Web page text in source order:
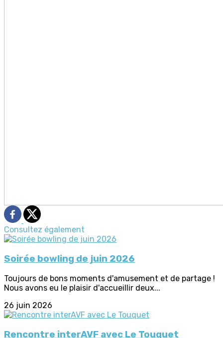
Consultez également
Soirée bowling de juin 2026
Toujours de bons moments d'amusement et de partage !
Nous avons eu le plaisir d'accueillir deux...
26 juin 2026
Rencontre interAVF avec Le Touquet